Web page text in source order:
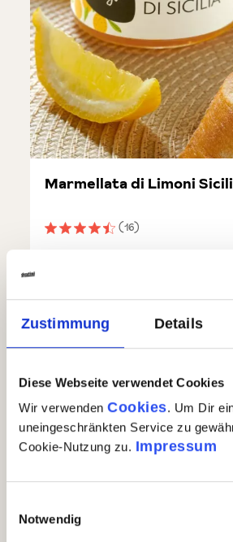
Zustimmung Details
Diese Webseite verwendet Cookies
Wir verwenden Cookies. Um Dir
uneingeschränkten Service zu
Cookie-Nutzung zu. Impressum
Notwendig
Durchschnittliche Bewertung
(16)
Marmellata di Limoni
In den
Auf Lager| Nr.76140